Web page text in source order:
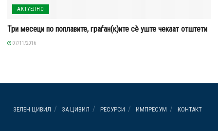
АКТУЕЛНО
Три месеци по поплавите, граѓан(к)ите сè уште чекаат отштети
07/11/2016
ЗЕЛЕН ЦИВИЛ ЗА ЦИВИЛ РЕСУРСИ ИМПРЕСУМ КОНТАКТ